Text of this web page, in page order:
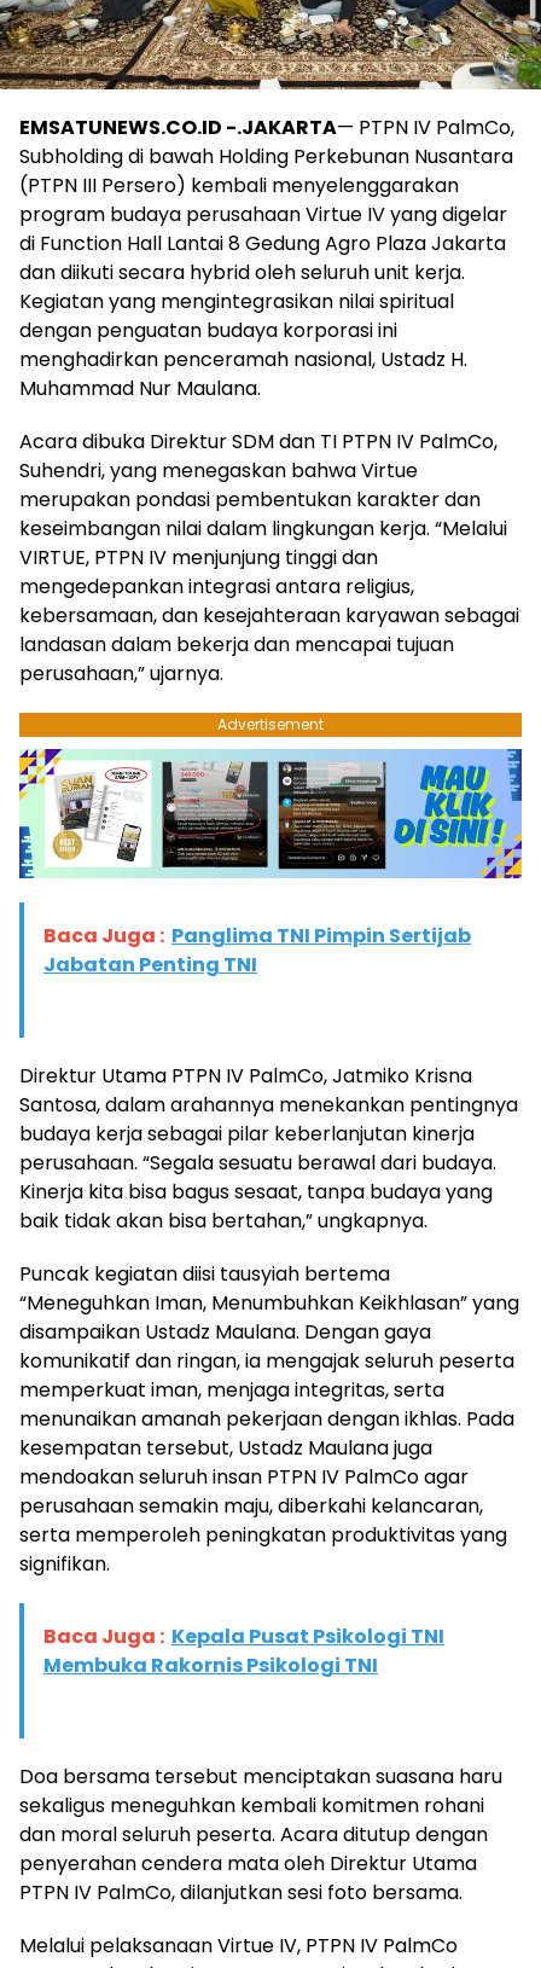
EMSATUNEWS.CO.ID -.JAKARTA— PTPN IV PalmCo,
Subholding di bawah Holding Perkebunan Nusantara
(PTPN III Persero) kembali menyelenggarakan
program budaya perusahaan Virtue IV yang digelar
di Function Hall Lantai 8 Gedung Agro Plaza Jakarta
dan diikuti secara hybrid oleh seluruh unit kerja.
Kegiatan yang mengintegrasikan nilai spiritual
dengan penguatan budaya korporasi ini
menghadirkan penceramah nasional, Ustadz H.
Muhammad Nur Maulana.
Acara dibuka Direktur SDM dan TI PTPN IV PalmCo,
Suhendri, yang menegaskan bahwa Virtue
merupakan pondasi pembentukan karakter dan
keseimbangan nilai dalam lingkungan kerja. “Melalui
VIRTUE, PTPN IV menjunjung tinggi dan
mengedepankan integrasi antara religius,
kebersamaan, dan kesejahteraan karyawan sebagai
landasan dalam bekerja dan mencapai tujuan
perusahaan,” ujarnya.
Advertisement
Baca Juga : Panglima TNI Pimpin Sertijab
Jabatan Penting TNI
Direktur Utama PTPN IV PalmCo, Jatmiko Krisna
Santosa, dalam arahannya menekankan pentingnya
budaya kerja sebagai pilar keberlanjutan kinerja
perusahaan. “Segala sesuatu berawal dari budaya.
Kinerja kita bisa bagus sesaat, tanpa budaya yang
baik tidak akan bisa bertahan,” ungkapnya.
Puncak kegiatan diisi tausyiah bertema
“Meneguhkan Iman, Menumbuhkan Keikhlasan” yang
disampaikan Ustadz Maulana. Dengan gaya
komunikatif dan ringan, ia mengajak seluruh peserta
memperkuat iman, menjaga integritas, serta
menunaikan amanah pekerjaan dengan ikhlas. Pada
kesempatan tersebut, Ustadz Maulana juga
mendoakan seluruh insan PTPN IV PalmCo agar
perusahaan semakin maju, diberkahi kelancaran,
serta memperoleh peningkatan produktivitas yang
signifikan.
Baca Juga : Kepala Pusat Psikologi TNI
Membuka Rakornis Psikologi TNI
Doa bersama tersebut menciptakan suasana haru
sekaligus meneguhkan kembali komitmen rohani
dan moral seluruh peserta. Acara ditutup dengan
penyerahan cendera mata oleh Direktur Utama
PTPN IV PalmCo, dilanjutkan sesi foto bersama.
Melalui pelaksanaan Virtue IV, PTPN IV PalmCo